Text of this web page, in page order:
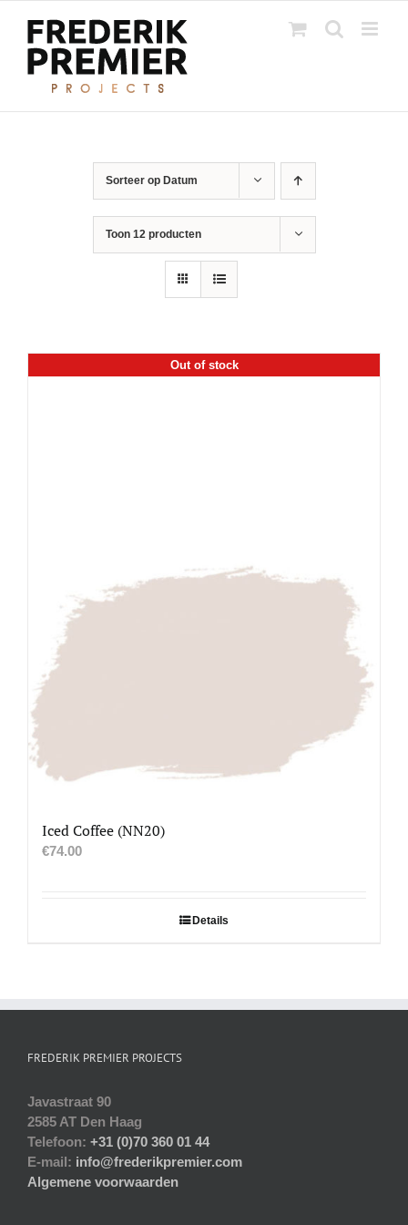
inhoud
Sorteer op Datum
Toon 12 producten
Out of stock
Iced Coffee (NN20)
€74.00
Details
FREDERIK PREMIER PROJECTS
Javastraat 90
2585 AT Den Haag
Telefoon: +31 (0)70 360 01 44
E-mail: info@frederikpremier.com
Algemene voorwaarden